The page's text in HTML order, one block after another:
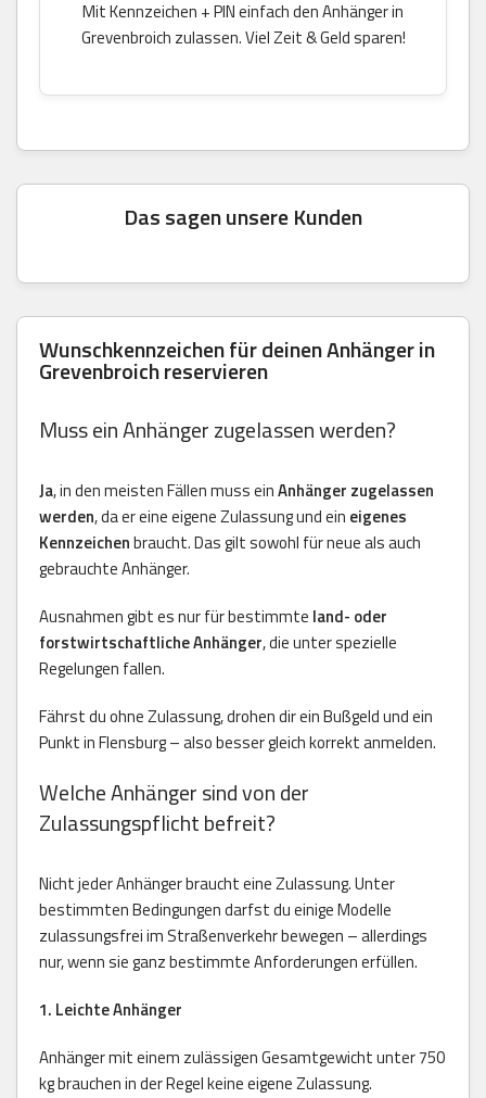
Mit Kennzeichen + PIN einfach den Anhänger in
Grevenbroich zulassen. Viel Zeit & Geld sparen!
Das sagen unsere Kunden
Wunschkennzeichen für deinen Anhänger in
Grevenbroich reservieren
Muss ein Anhänger zugelassen werden?
Ja, in den meisten Fällen muss einAnhänger zugelassen
werden, da er eine eigene Zulassung und ein eigenes
Kennzeichenbraucht. Das gilt sowohl für neue als auch
gebrauchte Anhänger.
Ausnahmen gibt es nur für bestimmte land- oder
forstwirtschaftliche Anhänger, die unter spezielle
Regelungen fallen.
Fährst du ohne Zulassung, drohen dir ein Bußgeld und ein
Punkt in Flensburg – also besser gleich korrekt anmelden.
Welche Anhänger sind von der
Zulassungspflicht befreit?
Nicht jeder Anhänger braucht eine Zulassung. Unter
bestimmten Bedingungen darfst du einige Modelle
zulassungsfrei im Straßenverkehr bewegen – allerdings
nur, wenn sie ganz bestimmte Anforderungen erfüllen.
1. Leichte Anhänger
Anhänger mit einem zulässigen Gesamtgewicht unter 750
kg brauchen in der Regel keine eigene Zulassung.